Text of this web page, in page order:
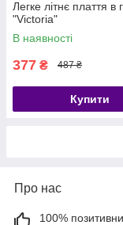
Легке літнє плаття в
"Victoria"
В наявності
377 ₴ 487 ₴
Купити
Про нас
100%